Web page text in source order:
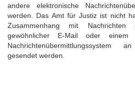
andere elektronische
werden. Das Amt für Justiz ist nicht
Zusammenhang mit
gewöhnlicher E-Mail oder einem
Nachrichtenübermittlungssystem
gesendet werden.